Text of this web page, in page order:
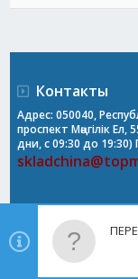
Контакты
Адрес: 050040,
проспект Мәңгілік
дни, с 09:30 до